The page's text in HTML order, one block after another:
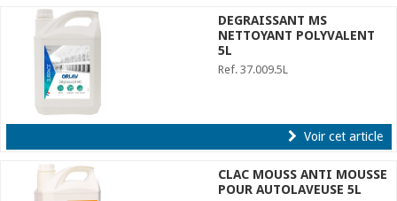
DEGRAISSANT MS
NETTOYANT POLYVALENT
5L
Ref. 37.009.5L
Voir cet article
CLAC MOUSS ANTI MOUSSE
POUR AUTOLAVEUSE 5L